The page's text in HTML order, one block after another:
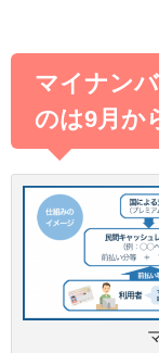
マイナン
のは9月か